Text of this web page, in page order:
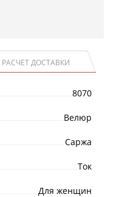
РАСЧЕТ ДОСТАВКИ
8070
Велюр
Саржа
Ток
Для женщин